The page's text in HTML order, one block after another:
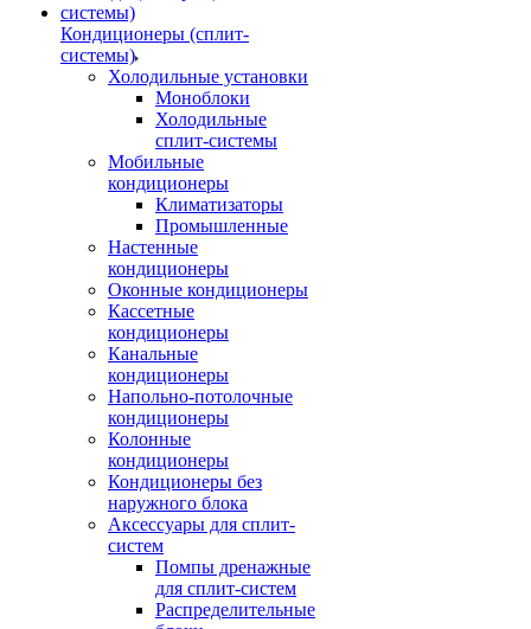
Кондиционеры (сплит-
системы)
Холодильные установки
Моноблоки
Холодильные
сплит-системы
Мобильные
кондиционеры
Климатизаторы
Промышленные
Настенные
кондиционеры
Оконные кондиционеры
Кассетные
кондиционеры
Канальные
кондиционеры
Напольно-потолочные
кондиционеры
Колонные
кондиционеры
Кондиционеры без
наружного блока
Аксессуары для сплит-
систем
Помпы дренажные
для сплит-систем
Распределительные